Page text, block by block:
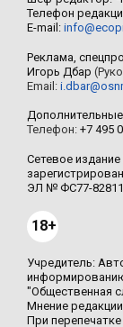
Телефон
E-mail:
Реклама,
Игорь Дбар
Email:
Телефон: +7 495
Сетевое
ЭЛ № ФС77-
18+
Учредитель:
"Общественная
Мнение
При